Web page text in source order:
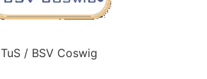
TuS / BSV Coswig